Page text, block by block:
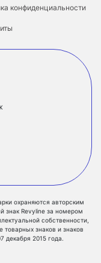
конфиденциальности
охраняются авторским
знак Revyline за номером
собственности,
товарных знаков и знаков
декабря 2015 года.